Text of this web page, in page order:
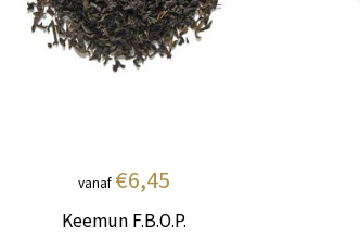
vanaf €6,45
Keemun F.B.O.P.